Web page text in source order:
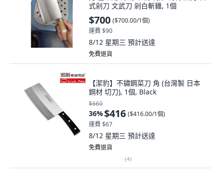
式剁刀 文武刀 剁白斬雞, 1個
$700 ($700.00/1個)
運費 $90
8/12 星期三 預計送達
免費退貨
【潔豹】不鏽鋼菜刀 角 (台灣製 日本
鋼材 切刀), 1個, Black
$660
36%$416 ($416.00/1個)
運費 $67
8/12 星期三 預計送達
免費退貨
(4)